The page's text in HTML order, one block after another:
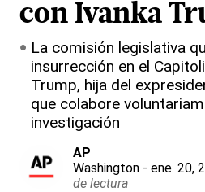
con Ivanka
La comisión legislativa
insurrección en el
Trump, hija del
que colabore
investigación
AP
Washington - ene. 20,
de lectura